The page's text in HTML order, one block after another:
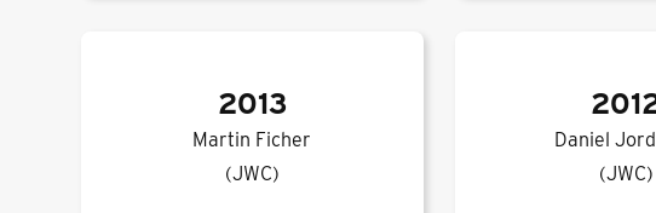
2013
Martin Ficher
(JWC)
Daniel
(JWC)